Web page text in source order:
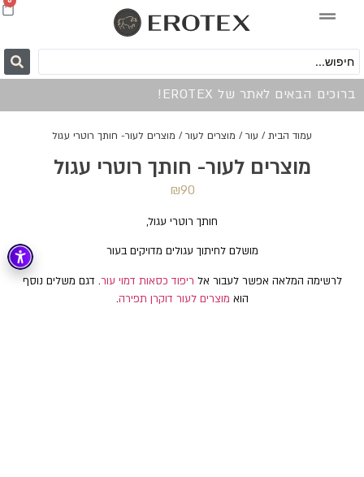
ברוכים הבאים לאתר של EROTEX!
עמוד הבית / עור / מוצרים לעור / מוצרים לעור- חותך רוטרי עגול
מוצרים לעור- חותך רוטרי עגול
₪90
חותך רוטרי עגול,
מושלם לחיתוך עגולים מדויקים בעור
לרשימה המלאה אפשר לעבור אל ריפוד כסאות דמוי עור. דגם משלים נוסף
הוא מוצרים לעור דוקרן תפירה.